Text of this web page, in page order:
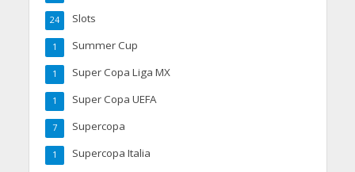
Slots
24
Summer Cup
1
Super Copa Liga MX
1
Super Copa UEFA
1
Supercopa
7
Supercopa Italia
1